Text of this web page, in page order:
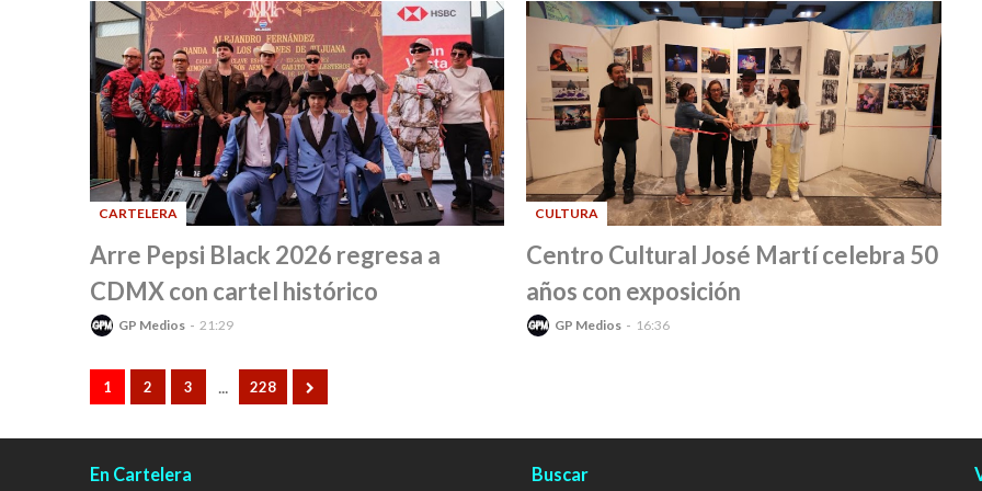
CARTELERA
Arre Pepsi Black 2026 regresa a
CDMX con cartel histórico
GP Medios 21:29
CULTURA
Centro Cultural José Martí celebra 50
años con exposición
GP Medios 16:36
1 2 3 ... 228
En Cartelera Buscar